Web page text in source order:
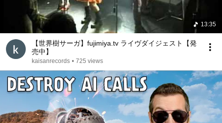
13:35
【世界樹サーガ】fujimiya.tv ライヴダイジェスト【発
売中】
kaisanrecords • 725 views